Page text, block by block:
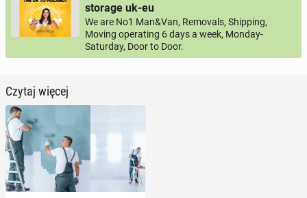
storage uk-eu
We are No1 Man&Van, Removals, Shipping,
Moving operating 6 days a week, Monday-
Saturday, Door to Door.
Czytaj więcej